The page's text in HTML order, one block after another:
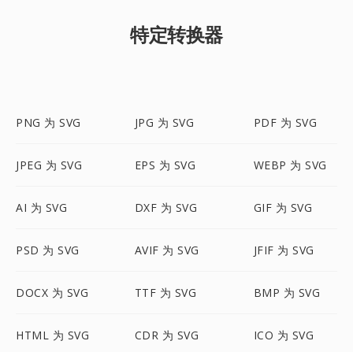
特定转换器
PNG 为 SVG JPG 为 SVG PDF 为 SVG
JPEG 为 SVG EPS 为 SVG WEBP 为 SVG
AI 为 SVG DXF 为 SVG GIF 为 SVG
PSD 为 SVG AVIF 为 SVG JFIF 为 SVG
DOCX 为 SVG TTF 为 SVG BMP 为 SVG
HTML 为 SVG CDR 为 SVG ICO 为 SVG